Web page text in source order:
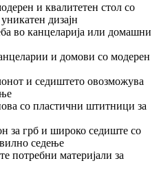
и квалитетен стол со
дизајн
во канцеларија или домашни
и домови со модерен
и седиштето овозможува
со пластични штитници за
за грб и широко седиште со
седење
потребни материјали за